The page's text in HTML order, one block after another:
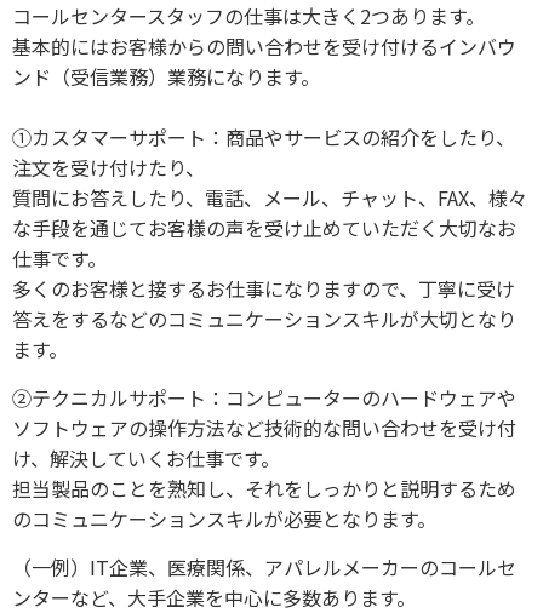
コールセンタースタッフの仕事は大きく2つあります。
基本的にはお客様からの問い合わせを受け付けるインバウ
ンド（受信業務）業務になります。
①カスタマーサポート：商品やサービスの紹介をしたり、
注文を受け付けたり、
質問にお答えしたり、電話、メール、チャット、FAX、様々
な手段を通じてお客様の声を受け止めていただく大切なお
仕事です。
多くのお客様と接するお仕事になりますので、丁寧に受け
答えをするなどのコミュニケーションスキルが大切となり
ます。
②テクニカルサポート：コンピューターのハードウェアや
ソフトウェアの操作方法など技術的な問い合わせを受け付
け、解決していくお仕事です。
担当製品のことを熟知し、それをしっかりと説明するため
のコミュニケーションスキルが必要となります。
（一例）IT企業、医療関係、アパレルメーカーのコールセ
ンターなど、大手企業を中心に多数あります。